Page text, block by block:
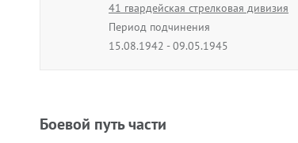
41 гвардейская стрелковая дивизия
Период подчинения
15.08.1942 - 09.05.1945
Боевой путь части